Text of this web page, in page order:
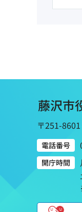
藤沢市
〒251-
電話番号
開庁時間